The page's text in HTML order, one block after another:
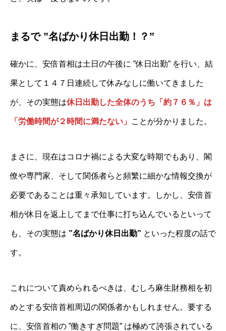
まるで ”名ばかり休日出勤！？”
確かに、安倍首相は土日の午後に ”休日出勤” を行い、結
果として１４７日連続して休みなしに働いてきました
が、その実態は休日出勤した全体のうち「約７６％」は
「労働時間が２時間に満たない」 ことが分かりました。
まさに、現在はコロナ禍による大変な時期でもあり、閣
僚や専門家、そして関係者らと頻繁に細かな情報交換が
必要であることは重々承知しています。しかし、安倍首
相が休日を返上してまで仕事に打ち込んでいるといって
も、その実態は ”名ばかり休日出勤” といった程度の話で
す。
これについて責められるべきは、むしろ麻生財務相を初
めとする安倍首相周辺の関係者かもしれません。要する
に、安倍首相の ”働きすぎ問題” は極めて誇張されている